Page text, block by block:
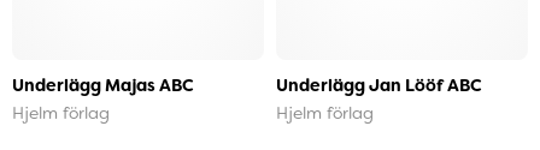
Underlägg Majas ABC
Hjelm förlag
Underlägg Jan Lööf ABC
Hjelm förlag